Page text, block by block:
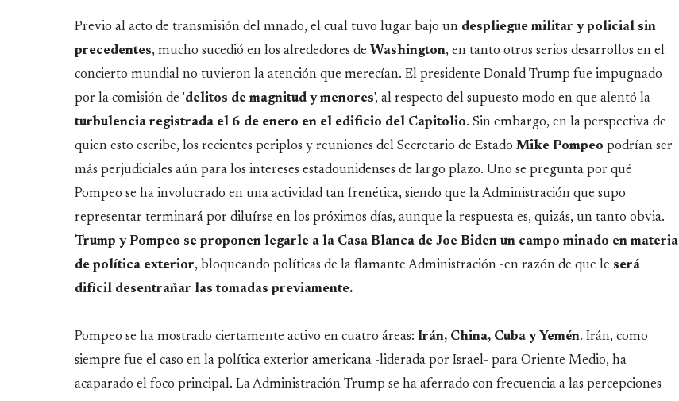
Previo al acto de transmisión del mnado, el cual tuvo lugar bajo un despliegue militar y policial sin
precedentes, mucho sucedió en los alrededores de Washington, en tanto otros serios desarrollos en el
concierto mundial no tuvieron la atención que merecían. El presidente Donald Trump fue impugnado
por la comisión de 'delitos de magnitud y menores', al respecto del supuesto modo en que alentó la
turbulencia registrada el 6 de enero en el edificio del Capitolio. Sin embargo, en la perspectiva de
quien esto escribe, los recientes periplos y reuniones del Secretario de Estado Mike Pompeo podrían ser
más perjudiciales aún para los intereses estadounidenses de largo plazo. Uno se pregunta por qué
Pompeo se ha involucrado en una actividad tan frenética, siendo que la Administración que supo
representar terminará por diluírse en los próximos días, aunque la respuesta es, quizás, un tanto obvia.
Trump y Pompeo se proponen legarle a la Casa Blanca de Joe Biden un campo minado en materia
de política exterior, bloqueando políticas de la flamante Administración -en razón de que le será
difícil desentrañar las tomadas previamente.
Pompeo se ha mostrado ciertamente activo en cuatro áreas: Irán, China, Cuba y Yemén. Irán, como
siempre fue el caso en la política exterior americana -liderada por Israel- para Oriente Medio, ha
acaparado el foco principal. La Administración Trump se ha aferrado con frecuencia a las percepciones